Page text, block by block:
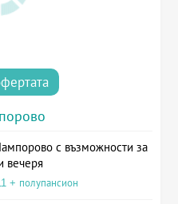
с възможности за
вечеря
+ полупансион